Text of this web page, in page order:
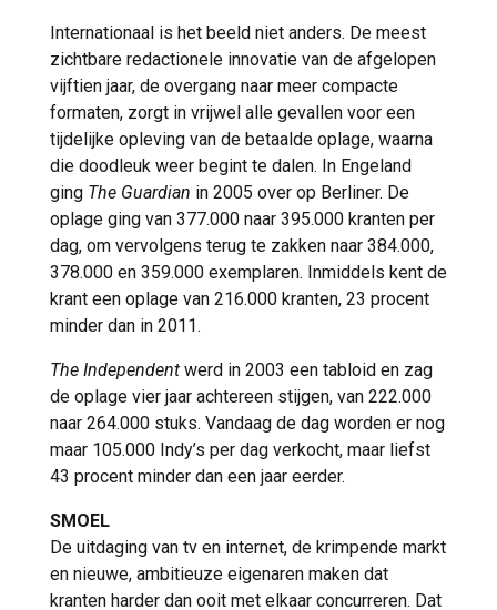
Internationaal is het beeld niet anders. De meest
zichtbare redactionele innovatie van de afgelopen
vijftien jaar, de overgang naar meer compacte
formaten, zorgt in vrijwel alle gevallen voor een
tijdelijke opleving van de betaalde oplage, waarna
die doodleuk weer begint te dalen. In Engeland
ging The Guardian in 2005 over op Berliner. De
oplage ging van 377.000 naar 395.000 kranten per
dag, om vervolgens terug te zakken naar 384.000,
378.000 en 359.000 exemplaren. Inmiddels kent de
krant een oplage van 216.000 kranten, 23 procent
minder dan in 2011.
The Independent werd in 2003 een tabloid en zag
de oplage vier jaar achtereen stijgen, van 222.000
naar 264.000 stuks. Vandaag de dag worden er nog
maar 105.000 Indy’s per dag verkocht, maar liefst
43 procent minder dan een jaar eerder.
SMOEL
De uitdaging van tv en internet, de krimpende markt
en nieuwe, ambitieuze eigenaren maken dat
kranten harder dan ooit met elkaar concurreren. Dat